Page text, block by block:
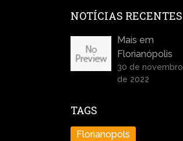
NOTÍCIAS RECENTES
Mais em
Florianópolis
30 de novembro
de 2022
TAGS
Florianopols